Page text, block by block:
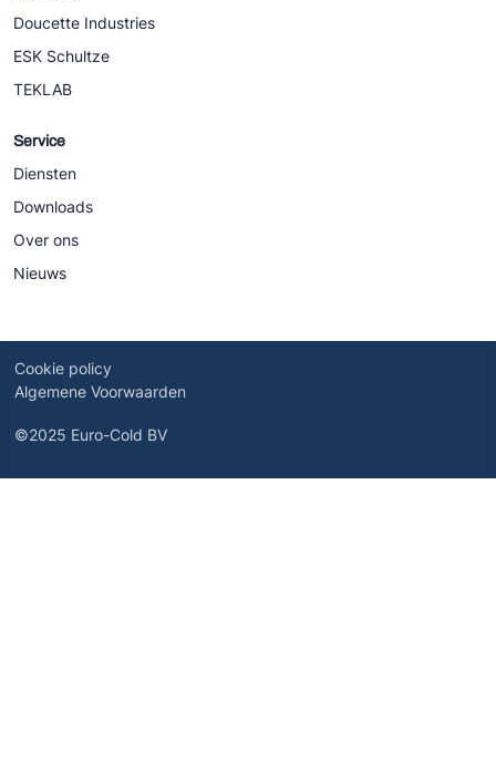
Doucette Industries
ESK Schultze
TEKLAB
Service
Diensten
Downloads
Over ons
Nieuws
©2025 Euro-Cold BV
Cookie policy
Algemene Voorwaarden